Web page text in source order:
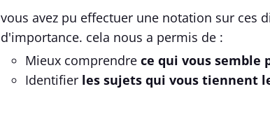
vous avez pu effectuer une notation sur ces
d'importance. cela nous a permis de :
Mieux comprendrece qui vous semble
Identifier les sujets qui vous tiennent